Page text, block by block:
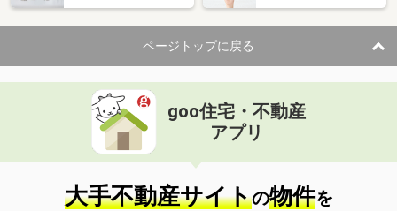
ページトップに戻る
goo住宅・不動産
アプリ
大手不動産サイトの物件を